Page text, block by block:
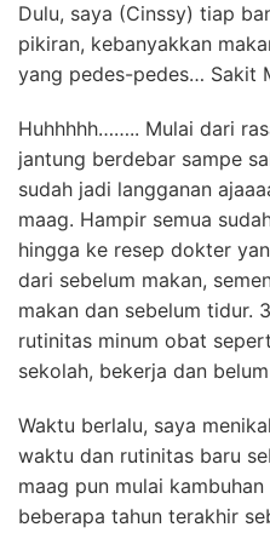
Dulu, saya (Cinssy) tiap
pikiran, kebanyakkan
yang pedes-pedes… Sakit
Huhhhhh…….. Mulai dari
jantung berdebar sampe
sudah jadi langganan
maag. Hampir semua
hingga ke resep dokter
dari sebelum makan,
makan dan sebelum tidur.
rutinitas minum obat
sekolah, bekerja dan
Waktu berlalu, saya
waktu dan rutinitas baru
maag pun mulai
beberapa tahun terakhir